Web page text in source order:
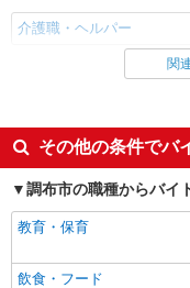
介護職・ヘルパー
同じ雇用形態から仙川
同じ特徴から仙川駅の
入社日応相談
経験者・有資格者歓迎
フリーター歓迎
関
その他の条件でバ
調布市の職種からバイ
教育・保育
飲食・フード